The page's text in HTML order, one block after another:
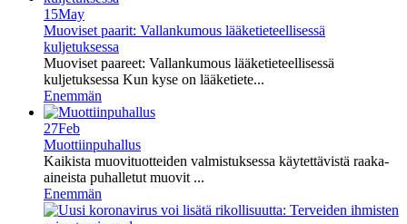
15May
Muoviset paarit: Vallankumous lääketieteellisessä
kuljetuksessa
Muoviset paareet: Vallankumous lääketieteellisessä
kuljetuksessa Kun kyse on lääketiete...
Enemmän
27Feb
Muottiinpuhallus
Kaikista muovituotteiden valmistuksessa käytettävistä raaka-
aineista puhalletut muovit ...
Enemmän